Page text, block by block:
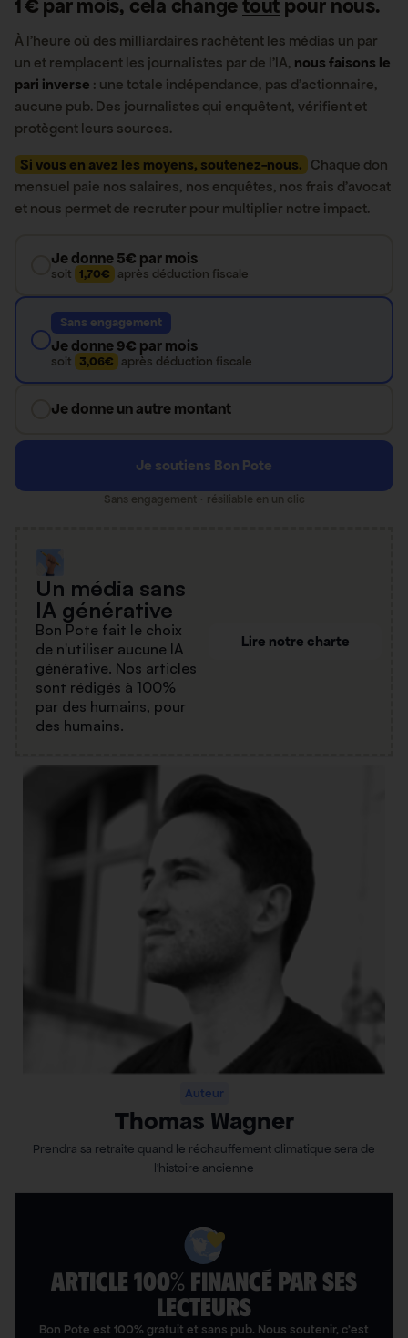
1 € par mois, cela changetout pour nous.
À l’heure où des milliardaires rachètent les médias un par
un et remplacent les journalistes par de l’IA, nous faisons le
pari inverse : une totale indépendance, pas d’actionnaire,
aucune pub. Des journalistes qui enquêtent, vérifient et
protègent leurs sources.
Si vous en avez les moyens, soutenez-nous. Chaque don
mensuel paie nos salaires, nos enquêtes, nos frais d’avocat
et nous permet de recruter pour multiplier notre impact.
Je donne 5€ par mois
soit 1,70€ après déduction fiscale
Sans engagement
Je donne 9€ par mois
soit 3,06€ après déduction fiscale
Je donne un autre montant
Je soutiens Bon Pote
Sans engagement · résiliable en un clic
Un média sans
IA générative
Bon Pote fait le choix
de n'utiliser aucune IA
générative. Nos articles
sont rédigés à 100%
par des humains, pour
des humains.
Lire notre charte
Auteur
Thomas Wagner
Prendra sa retraite quand le réchauffement climatique sera de
l’histoire ancienne
ARTICLE 100% FINANCÉ PAR SES
LECTEURS​
Bon Pote est 100% gratuit et sans pub. Nous soutenir, c’est